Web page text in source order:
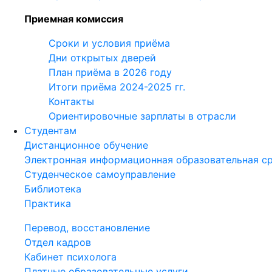
Приемная комиссия
Сроки и условия приёма
Дни открытых дверей
План приёма в 2026 году
Итоги приёма 2024-2025 гг.
Контакты
Ориентировочные зарплаты в отрасли
Студентам
Дистанционное обучение
Электронная информационная образовательная
Студенческое самоуправление
Библиотека
Практика
Перевод, восстановление
Отдел кадров
Кабинет психолога